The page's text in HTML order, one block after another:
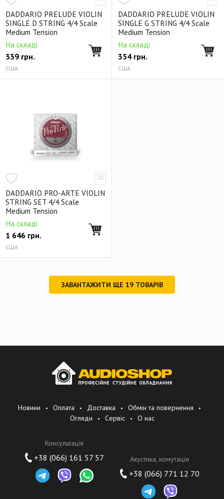
DADDARIO PRELUDE VIOLIN
SINGLE D STRING 4/4 Scale
Medium Tension
На складі
339 грн.
США
DADDARIO PRELUDE VIOLIN
SINGLE G STRING 4/4 Scale
Medium Tension
На складі
354грн.
США
DADDARIO PRO-ARTE VIOLIN
STRING SET 4/4 Scale
Medium Tension
На складі
1 646 грн.
США
ЗАВАНТАЖИТИ ЩЕ 19 ТОВАРІВ
Новини Оплата Доставка
Обмін та повернення
Огляди
Сервіс О нас
Консультація
+38 (066) 161 57 57 Акустика, комутація
+38 (066) 771 12 70